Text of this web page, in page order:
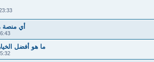
أي منصة
ما هو أفضل